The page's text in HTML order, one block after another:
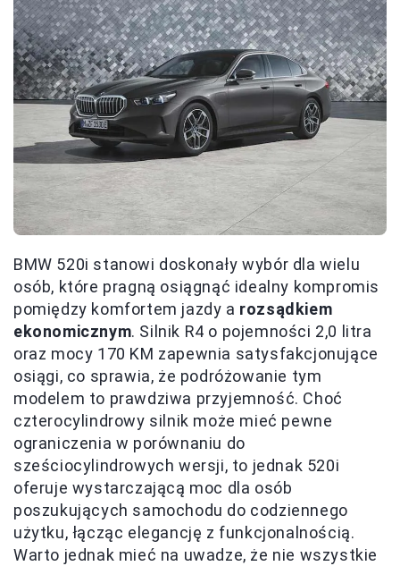
BMW 520i stanowi doskonały wybór dla wielu
osób, które pragną osiągnąć idealny kompromis
pomiędzy komfortem jazdy a rozsądkiem
ekonomicznym. Silnik R4 o pojemności 2,0 litra
oraz mocy 170 KM zapewnia satysfakcjonujące
osiągi, co sprawia, że podróżowanie tym
modelem to prawdziwa przyjemność. Choć
czterocylindrowy silnik może mieć pewne
ograniczenia w porównaniu do
sześciocylindrowych wersji, to jednak 520i
oferuje wystarczającą moc dla osób
poszukujących samochodu do codziennego
użytku, łącząc elegancję z funkcjonalnością.
Warto jednak mieć na uwadze, że nie wszystkie